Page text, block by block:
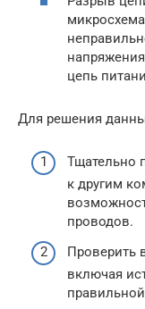
цепь
Для решения
Тщательно
к другим
проводов.
Проверить
включая